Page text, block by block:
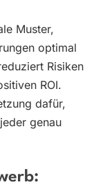
Muster,
optimal
Risiken
ROI.
dafür,
genau